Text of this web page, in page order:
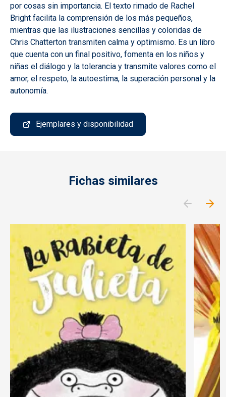
por cosas sin importancia. El texto rimado de Rachel
Bright facilita la comprensión de los más pequeños,
mientras que las ilustraciones sencillas y coloridas de
Chris Chatterton transmiten calma y optimismo. Es un libro
que cuenta con un final positivo, fomenta en los niños y
niñas el diálogo y la tolerancia y transmite valores como el
amor, el respeto, la autoestima, la superación personal y la
autonomía.
Ejemplares y disponibilidad
Fichas similares